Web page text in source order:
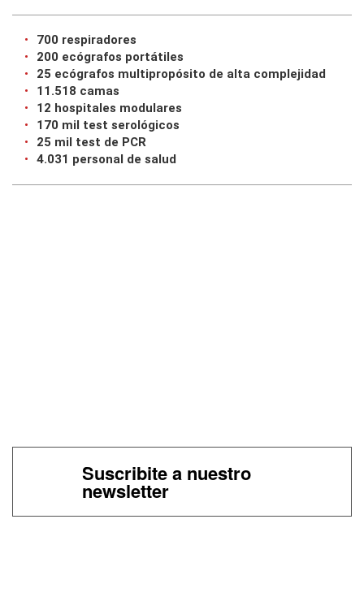
700 respiradores
200 ecógrafos portátiles
25 ecógrafos multipropósito de alta complejidad
11.518 camas
12 hospitales modulares
170 mil test serológicos
25 mil test de PCR
4.031 personal de salud
Suscribite a nuestro
newsletter